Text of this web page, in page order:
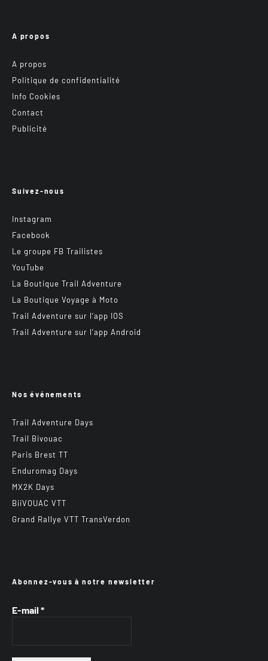
A propos
A propos
Politique de confidentialité
Info Cookies
Contact
Publicité
Suivez-nous
Instagram
Facebook
Le groupe FB Trailistes
YouTube
La Boutique Trail Adventure
La Boutique Voyage à Moto
Trail Adventure sur l’app IOS
Trail Adventure sur l’app Android
Nos événements
Trail Adventure Days
Trail Bivouac
Paris Brest TT
Enduromag Days
MX2K Days
BiiVOUAC VTT
Grand Rallye VTT TransVerdon
Abonnez-vous à notre newsletter
E-mail *